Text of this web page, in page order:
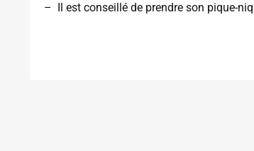
– Il est conseillé de prendre son pique-